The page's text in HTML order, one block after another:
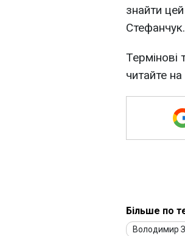
знайти
Стефанчук.
Термінові
читайте на
Більше по
Володимир